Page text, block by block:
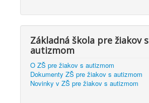
Základná škola pre žiakov s
autizmom
O ZŠ pre žiakov s autizmom
Dokumenty ZŠ pre žiakov s autizmom
Novinky v ZŠ pre žiakov s autizmom